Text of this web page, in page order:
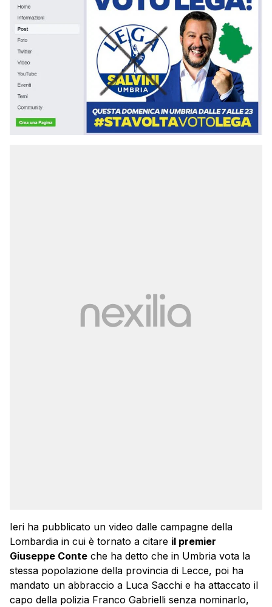
Ieri ha pubblicato un video dalle campagne della
Lombardia in cui è tornato a citare il premier
Giuseppe Conte che ha detto che in Umbria vota la
stessa popolazione della provincia di Lecce, poi ha
mandato un abbraccio a Luca Sacchi e ha attaccato il
capo della polizia Franco Gabrielli senza nominarlo,